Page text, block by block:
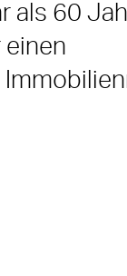
als 60
einen